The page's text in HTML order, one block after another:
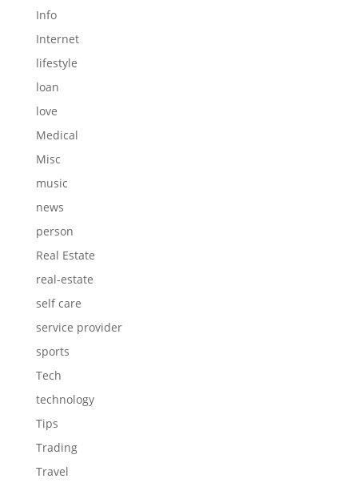
Info
Internet
lifestyle
loan
love
Medical
Misc
music
news
person
Real Estate
real-estate
self care
service provider
sports
Tech
technology
Tips
Trading
Travel